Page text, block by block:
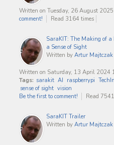
Written on Tuesday, 26 August
comment!
Read 3164 times
SaraKIT: The Making of
a Sense of Sight
Written by Artur Majtczak
Written on Saturday, 13 April 2024
Tags: sarakit AI raspberrypi
sense of sight vision
Be the first to comment!
Read
SaraKIT Trailer
Written by Artur Majtczak